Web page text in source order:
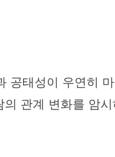
공태성이 우연히
관계 변화를 암